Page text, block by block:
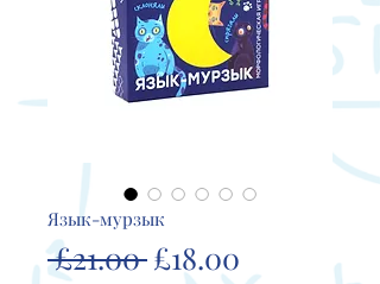
Язык-мурзык
£21.00 Regular
£18.00